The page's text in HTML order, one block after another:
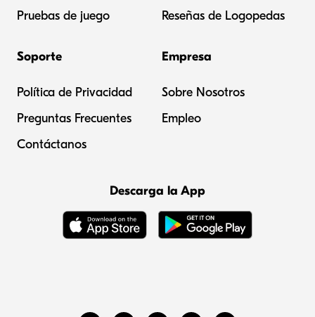
Pruebas de juego
Reseñas de Logopedas
Soporte
Política de Privacidad
Preguntas Frecuentes
Contáctanos
Empresa
Sobre Nosotros
Empleo
Descarga la App